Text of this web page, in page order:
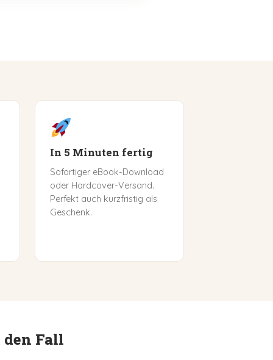
In 5 Minuten fertig
Sofortiger eBook-Download
oder Hardcover-Versand.
Perfekt auch kurzfristig als
Geschenk.
Fall